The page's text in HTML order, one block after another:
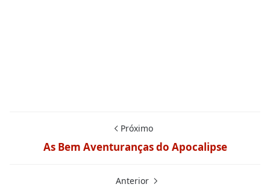
Próximo
As Bem Aventuranças do Apocalipse
Anterior